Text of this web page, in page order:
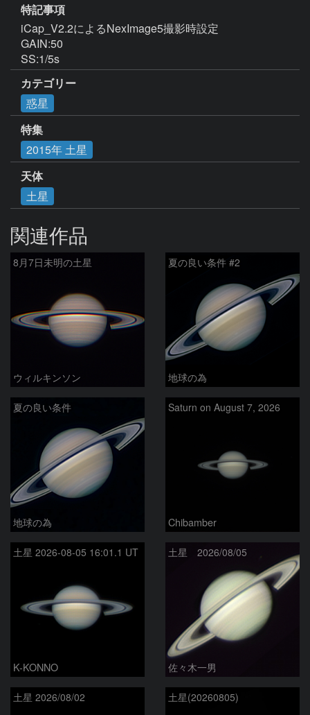
特記事項
iCap_V2.2によるNexImage5撮影時設定
GAIN:50
SS:1/5s
カテゴリー
惑星
特集
2015年 土星
天体
土星
関連作品
8月7日未明の土星
ウィルキンソン
夏の良い条件 #2
地球の為
夏の良い条件
地球の為
Saturn on August 7, 2026
Chibamber
土星 2026-08-05 16:01.1 UT
K-KONNO
土星 2026/08/05
佐々木一男
土星 2026/08/02 土星(20260805)